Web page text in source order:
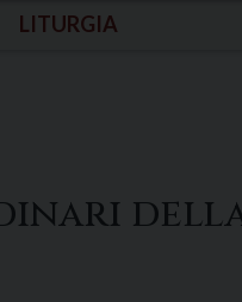
LITURGIA
della